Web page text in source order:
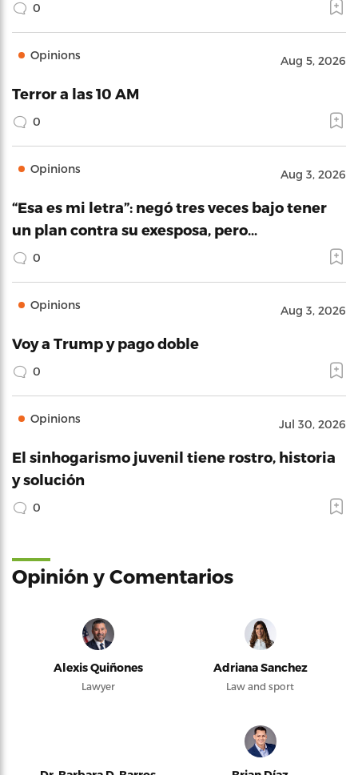
0
Opinions Aug 5, 2026
Terror a las 10 AM
0
Opinions Aug 3, 2026
“Esa es mi letra”: negó tres veces bajo tener
un plan contra su exesposa, pero…
0
Opinions Aug 3, 2026
Voy a Trump y pago doble
0
Opinions Jul 30, 2026
El sinhogarismo juvenil tiene rostro, historia
y solución
0
Opinión y Comentarios
Alexis Quiñones
Lawyer
Adriana Sanchez
Law and sport